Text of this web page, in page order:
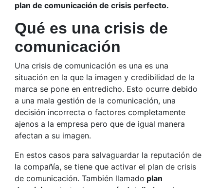
plan de comunicación de crisis perfecto.
Qué es una crisis de
comunicación
Una crisis de comunicación es una es una
situación en la que la imagen y credibilidad de la
marca se pone en entredicho. Esto ocurre debido
a una mala gestión de la comunicación, una
decisión incorrecta o factores completamente
ajenos a la empresa pero que de igual manera
afectan a su imagen.
En estos casos para salvaguardar la reputación de
la compañía, se tiene que activar el plan de crisis
de comunicación. También llamado plan